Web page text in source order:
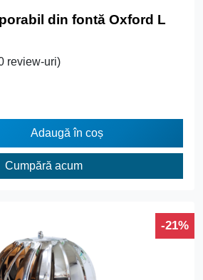
din fontă Oxford L
review-uri)
Adaugă în coș
Cumpără acum
-21%